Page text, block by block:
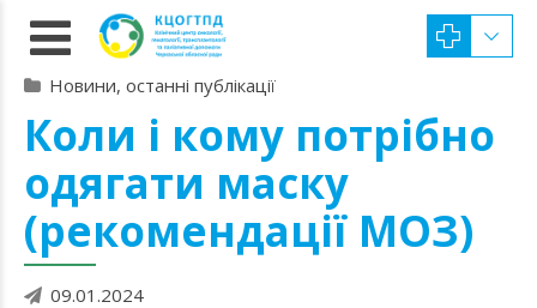
Новини, останні публікації
Коли і кому потрібно
одягати маску
(рекомендації МОЗ)
09.01.2024